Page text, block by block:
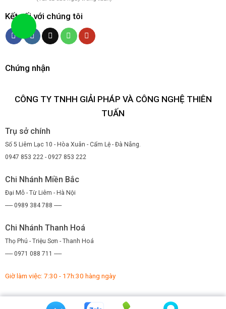
Kết nối với chúng tôi
Chứng nhận
CÔNG TY TNHH GIẢI PHÁP VÀ CÔNG NGHỆ THIÊN
TUẤN
Trụ sở chính
Số 5 Liêm Lạc 10 - Hòa Xuân - Cẩm Lệ - Đà Nẵng.
0947 853 222 - 0927 853 222
Chi Nhánh Miền Bắc
Đại Mỗ - Từ Liêm - Hà Nội
----- 0989 384 788 -----
Chi Nhánh Thanh Hoá
Thọ Phú - Triệu Sơn - Thanh Hoá
----- 0971 088 711 -----
Giờ làm việc: 7:30 - 17h:30 hàng ngày